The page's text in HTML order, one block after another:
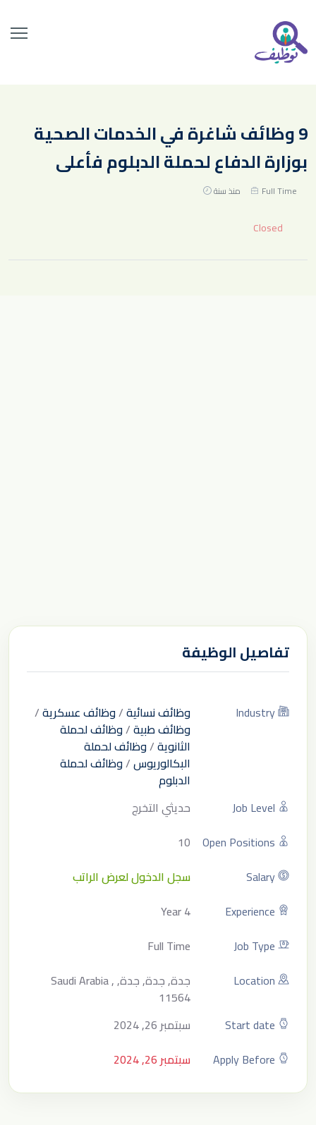
9 وظائف شاغرة في الخدمات الصحية
بوزارة الدفاع لحملة الدبلوم فأعلى
Full Time منذ سنة
Closed
تفاصيل الوظيفة
Industry وظائف نسائية/وظائف عسكرية/
وظائف طبية/وظائف لحملة
الثانوية/وظائف لحملة
البكالوريوس/وظائف لحملة
الدبلوم
Job Level
حديثي التخرج
Open Positions
10
Salary
سجل الدخول لعرض الراتب
Experience
4 Year
Job Type
Full Time
Location
جدة, جدة, جدة, Saudi Arabia ,
11564
Start date
سبتمبر 26, 2024
Apply Before
سبتمبر 26, 2024